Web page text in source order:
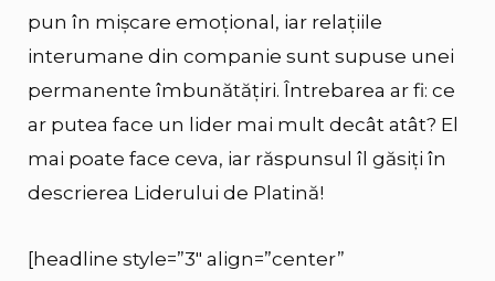
pun în mișcare emoțional, iar relațiile
interumane din companie sunt supuse unei
permanente îmbunătățiri. Întrebarea ar fi: ce
ar putea face un lider mai mult decât atât? El
mai poate face ceva, iar răspunsul îl găsiți în
descrierea Liderului de Platină!
[headline style=”3″ align=”center”